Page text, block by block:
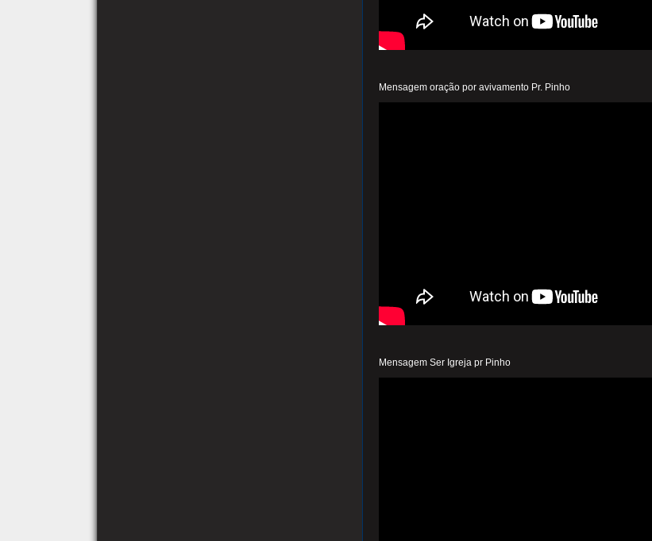
Mensagem oração por avivamento Pr. Pinho
Mensagem Ser Igreja pr Pinho